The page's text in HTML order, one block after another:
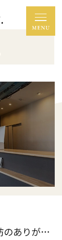
虫歯と歯周病の予防のありがちな誤解